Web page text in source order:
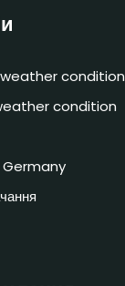
condition
condition
Germany